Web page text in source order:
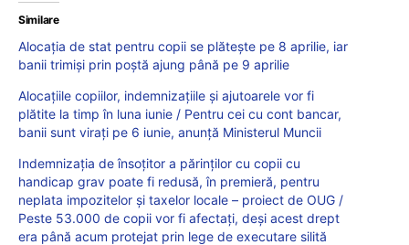
Similare
Alocația de stat pentru copii se plătește pe 8 aprilie, iar
banii trimiși prin poștă ajung până pe 9 aprilie
Alocațiile copiilor, indemnizațiile și ajutoarele vor fi
plătite la timp în luna iunie / Pentru cei cu cont bancar,
banii sunt virați pe 6 iunie, anunță Ministerul Muncii
Indemnizația de însoțitor a părinților cu copii cu
handicap grav poate fi redusă, în premieră, pentru
neplata impozitelor și taxelor locale – proiect de OUG /
Peste 53.000 de copii vor fi afectați, deși acest drept
era până acum protejat prin lege de executare silită